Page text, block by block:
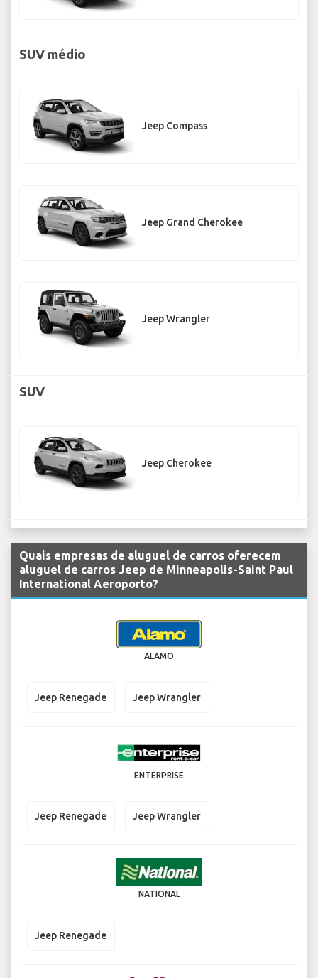
SUV médio
Jeep Compass
Jeep Grand Cherokee
Jeep Wrangler
SUV
Jeep Cherokee
Quais empresas de aluguel de carros oferecem
aluguel de carros Jeep de Minneapolis-Saint Paul
International Aeroporto?
ALAMO
Jeep Renegade Jeep Wrangler
ENTERPRISE
Jeep Renegade Jeep Wrangler
NATIONAL
Jeep Renegade